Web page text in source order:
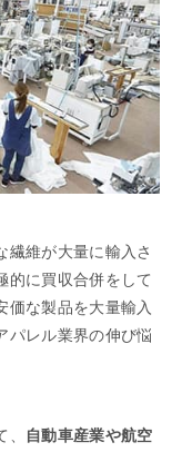
繊維が大量に輸入さ
的に買収合併をして
価な製品を大量輸入
パレル業界の伸び悩
自動車産業や航空